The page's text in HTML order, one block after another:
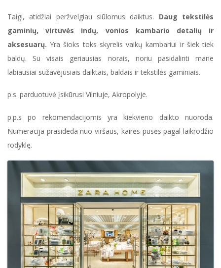
Taigi, atidžiai peržvelgiau siūlomus daiktus. Daug tekstilės
gaminių, virtuvės indų, vonios kambario detalių ir
aksesuarų. Yra šioks toks skyrelis vaikų kambariui ir šiek tiek
baldų. Su visais geriausias norais, noriu pasidalinti mane
labiausiai sužavėjusiais daiktais, baldais ir tekstilės gaminiais.
p.s. parduotuvė įsikūrusi Vilniuje, Akropolyje.
p.p.s po rekomendacijomis yra kiekvieno daikto nuoroda.
Numeracija prasideda nuo viršaus, kairės pusės pagal laikrodžio
rodyklę.